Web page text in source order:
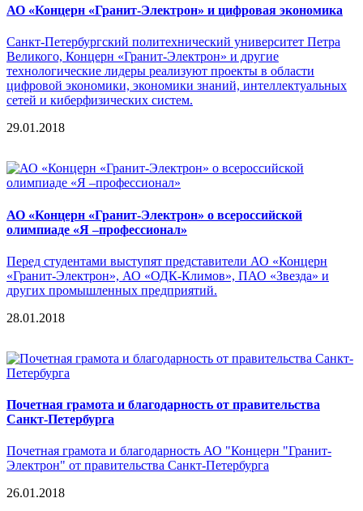
АО «Концерн «Гранит-Электрон» и цифровая экономика
Санкт-Петербургский политехнический университет Петра
Великого, Концерн «Гранит-Электрон» и другие
технологические лидеры реализуют проекты в области
цифровой экономики, экономики знаний, интеллектуальных
сетей и киберфизических систем.
29.01.2018
АО «Концерн «Гранит-Электрон» о всероссийской
олимпиаде «Я –профессионал»
Перед студентами выступят представители АО «Концерн
«Гранит-Электрон», АО «ОДК-Климов», ПАО «Звезда» и
других промышленных предприятий.
28.01.2018
Почетная грамота и благодарность от правительства
Санкт-Петербурга
Почетная грамота и благодарность АО "Концерн "Гранит-
Электрон" от правительства Санкт-Петербурга
26.01.2018